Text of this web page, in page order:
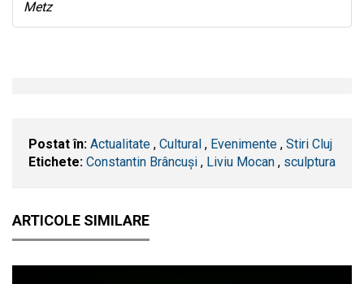
Metz
Postat în: Actualitate , Cultural , Evenimente , Stiri Cluj
Etichete: Constantin Brâncuși , Liviu Mocan , sculptura
ARTICOLE SIMILARE